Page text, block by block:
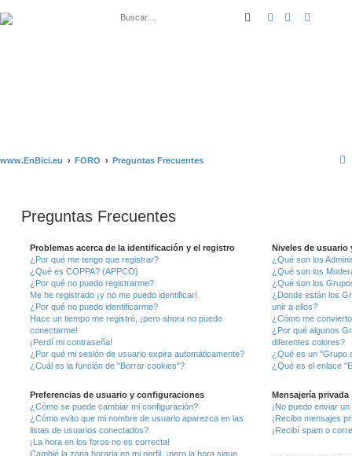
BuscarBúsqueda
www.EnBici.eu FORO Preguntas Frecuentes
Preguntas Frecuentes
Problemas acerca de la identificación y el registro
¿Por qué me tengo que registrar?
¿Qué es COPPA? (APPCO)
¿Por qué no puedo registrarme?
Me he registrado ¡y no me puedo identificar!
¿Por qué no puedo identificarme?
Hace un tiempo me registré, ¡pero ahora no puedo
conectarme!
¡Perdí mi contraseña!
¿Por qué mi sesión de usuario expira automáticamente?
¿Cuál es la función de "Borrar cookies"?
Preferencias de usuario y configuraciones
¿Cómo se puede cambiar mi configuración?
¿Cómo evito que mi nombre de usuario aparezca en las
listas de usuarios conectados?
¡La hora en los foros no es correcta!
Cambié la zona horaria en mi perfil, ¡pero la hora sigue
Niveles de usuario
¿Qué son los
¿Qué son los
¿Qué son los
¿Donde están los
unir a ellos?
¿Cómo me
¿Por qué algunos
diferentes colores?
¿Qué es un "Grupo
¿Qué es el enlace
Mensajería privada
¡No puedo enviar
¡Recibo mensajes
¡Recibí spam o